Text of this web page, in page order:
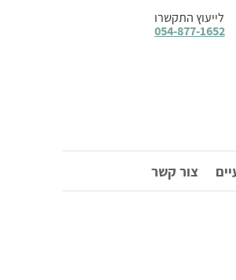
לייעוץ התקשרו
054-877-1652
צור קשר